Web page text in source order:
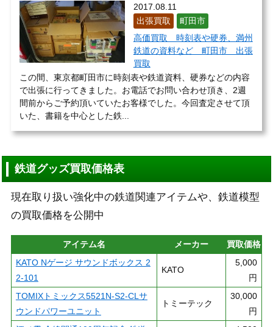
2017.08.11
出張買取
町田市
高価買取 時刻表や硬券、満州
鉄道の資料など 町田市 出張
買取
この間、東京都町田市に時刻表や鉄道資料、硬券などの内容
で出張に行ってきました。お電話でお問い合わせ頂き、2週
間前からご予約頂いていたお客様でした。今回査定させて頂
いた、書籍を中心とした鉄...
鉄道グッズ買取価格表
現在取り扱い強化中の鉄道関連アイテムや、鉄道模型
の買取価格を公開中
アイテム名 メーカー
買取価格
KATO Nゲージ サウンドボックス 2
2-101
KATO
5,000
円
TOMIXトミックス5521N-S2-CLサ
ウンドパワーユニット
トミーテック
30,000
円